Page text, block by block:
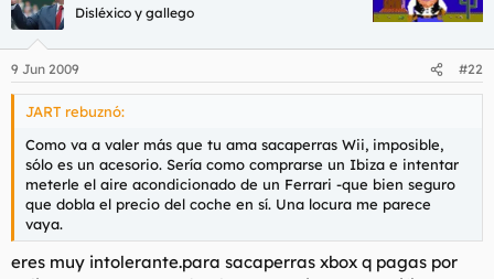
Disléxico y gallego
9 Jun 2009 #22
JART rebuznó:
Como va a valer más que tu ama sacaperras Wii, imposible,
sólo es un acesorio. Sería como comprarse un Ibiza e intentar
meterle el aire acondicionado de un Ferrari -que bien seguro
que dobla el precio del coche en sí. Una locura me parece
vaya.
eres muy intolerante.para sacaperras xbox q pagas por